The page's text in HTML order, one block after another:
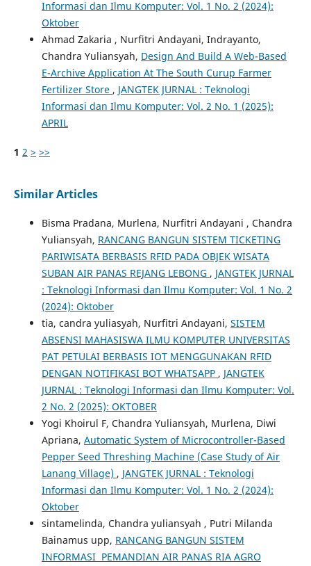
Informasi dan Ilmu Komputer: Vol. 1 No. 2 (2024):
Oktober
Ahmad Zakaria , Nurfitri Andayani, Indrayanto,
Chandra Yuliansyah, Design And Build A Web-Based
E-Archive Application At The South Curup Farmer
Fertilizer Store , JANGTEK JURNAL : Teknologi
Informasi dan Ilmu Komputer: Vol. 2 No. 1 (2025):
APRIL
1 2 > >>
Similar Articles
Bisma Pradana, Murlena, Nurfitri Andayani , Chandra
Yuliansyah, RANCANG BANGUN SISTEM TICKETING
PARIWISATA BERBASIS RFID PADA OBJEK WISATA
SUBAN AIR PANAS REJANG LEBONG , JANGTEK JURNAL
: Teknologi Informasi dan Ilmu Komputer: Vol. 1 No. 2
(2024): Oktober
tia, candra yuliasyah, Nurfitri Andayani, SISTEM
ABSENSI MAHASISWA ILMU KOMPUTER UNIVERSITAS
PAT PETULAI BERBASIS IOT MENGGUNAKAN RFID
DENGAN NOTIFIKASI BOT WHATSAPP , JANGTEK
JURNAL : Teknologi Informasi dan Ilmu Komputer: Vol.
2 No. 2 (2025): OKTOBER
Yogi Khoirul F, Chandra Yuliansyah, Murlena, Diwi
Apriana, Automatic System of Microcontroller-Based
Pepper Seed Threshing Machine (Case Study of Air
Lanang Village) , JANGTEK JURNAL : Teknologi
Informasi dan Ilmu Komputer: Vol. 1 No. 2 (2024):
Oktober
sintamelinda, Chandra yuliansyah , Putri Milanda
Bainamus upp, RANCANG BANGUN SISTEM
INFORMASI PEMANDIAN AIR PANAS RIA AGRO